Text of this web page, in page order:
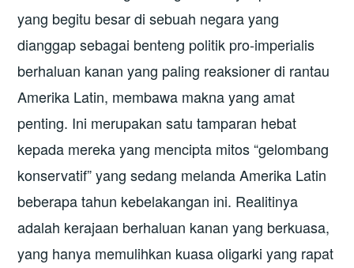
yang begitu besar di sebuah negara yang
dianggap sebagai benteng politik pro-imperialis
berhaluan kanan yang paling reaksioner di rantau
Amerika Latin, membawa makna yang amat
penting. Ini merupakan satu tamparan hebat
kepada mereka yang mencipta mitos “gelombang
konservatif” yang sedang melanda Amerika Latin
beberapa tahun kebelakangan ini. Realitinya
adalah kerajaan berhaluan kanan yang berkuasa,
yang hanya memulihkan kuasa oligarki yang rapat